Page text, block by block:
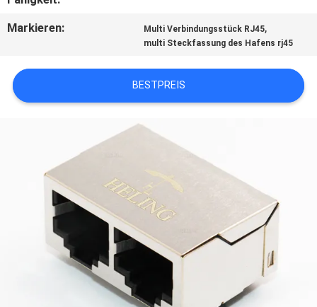
FORDERN
EIN
ZITAT
PRIVACY
POLICY
Markieren: Multi Verbindungsstück RJ45,
multi Steckfassung des Hafens rj45
BESTPREIS